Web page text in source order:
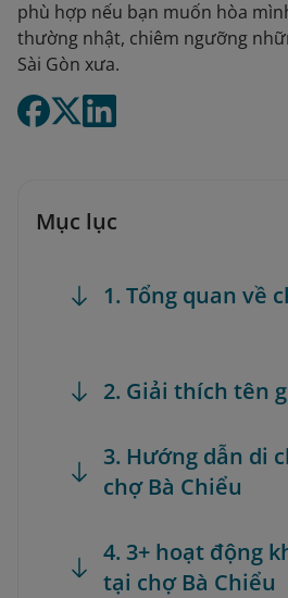
phù hợp nếu bạn muốn hòa
thường nhật, chiêm ngưỡng
Sài Gòn xưa.
Mục lục
1. Tổng quan về
2. Giải thích tên
3. Hướng dẫn di
chợ Bà Chiểu
4. 3+ hoạt động
tại chợ Bà Chiểu